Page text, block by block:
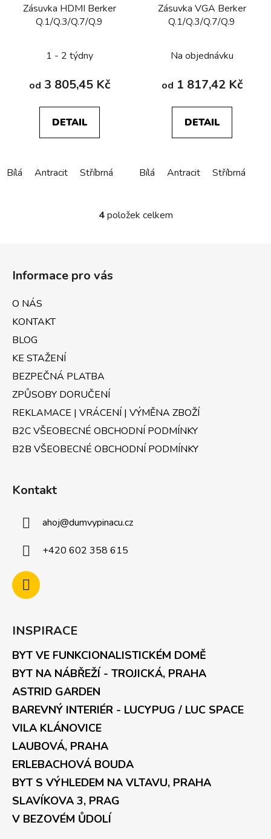
Zásuvka HDMI Berker
Q.1/Q.3/Q.7/Q.9
1 - 2 týdny
od 3 805,45 Kč
DETAIL
Bílá Antracit Stříbrná
Zásuvka VGA Berker
Q.1/Q.3/Q.7/Q.9
Na objednávku
od 1 817,42 Kč
DETAIL
Bílá Antracit Stříbrná
O
ý
p
i
s
4položek celkem
Informace pro vás
O NÁS
KONTAKT
BLOG
KE STAŽENÍ
BEZPEČNÁ PLATBA
ZPŮSOBY DORUČENÍ
REKLAMACE | VRÁCENÍ | VÝMĚNA ZBOŽÍ
B2C VŠEOBECNÉ OBCHODNÍ PODMÍNKY
B2B VŠEOBECNÉ OBCHODNÍ PODMÍNKY
Kontakt
ahoj@dumvypinacu.cz
+420 602 358 615
INSPIRACE
BYT VE FUNKCIONALISTICKÉM DOMĚ
BYT NA NÁBŘEŽÍ - TROJICKÁ, PRAHA
ASTRID GARDEN
BAREVNÝ INTERIÉR - LUCYPUG / LUC SPACE
VILA KLÁNOVICE
LAUBOVÁ, PRAHA
ERLEBACHOVÁ BOUDA
BYT S VÝHLEDEM NA VLTAVU, PRAHA
SLAVÍKOVA 3, PRAG
V BEZOVÉM ŮDOLÍ